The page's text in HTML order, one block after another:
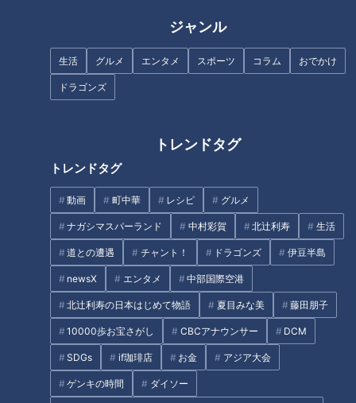
ジャンル
生活 グルメ エンタメ スポーツ コラム おでかけ
ドラゴンズ
トレンドタグ
トレンドタグ
動画 町中華 レシピ グルメ
ナガシマスパーランド 中村彩賀 北辻利寿 生活
道との遭遇 チャント！ ドラゴンズ 伊豆半島
newsX エンタメ 中部国際空港
北辻利寿の日本はじめて物語 夏目みな美 藤田朋子
10000歩お宝さがし CBCアナウンサー DCM
SDGs if珈琲店 お金 アジア大会
ゲンキの時間 ダイソー
してオリンピックの大舞台。固辞したそうですが…。
「一応座らせて」とベンチからの指示。なんとなくやっていた
ら、「ワンアウトです」とか「ランナー一塁です」とか試合経
プロ野球では、ブルペンで次に登板するかもしれないピッチャ
ーに対しては、心の準備やタイミングのために、試合状況を伝
える人がいます。
ゲートが開く
そもそもこの日は投げる予定のなかった川上さん、キャッチャ
ーを座らせても軽くキャッチボールを続けました。
試合状況を伝える人に対しても、「いらないので大丈夫です
よ」と断ったそうです。